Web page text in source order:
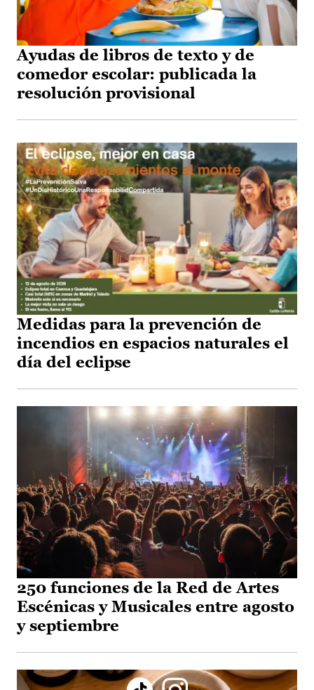
Ayudas de libros de texto y de
comedor escolar: publicada la
resolución provisional
Medidas para la prevención de
incendios en espacios naturales el
día del eclipse
250 funciones de la Red de Artes
Escénicas y Musicales entre agosto
y septiembre